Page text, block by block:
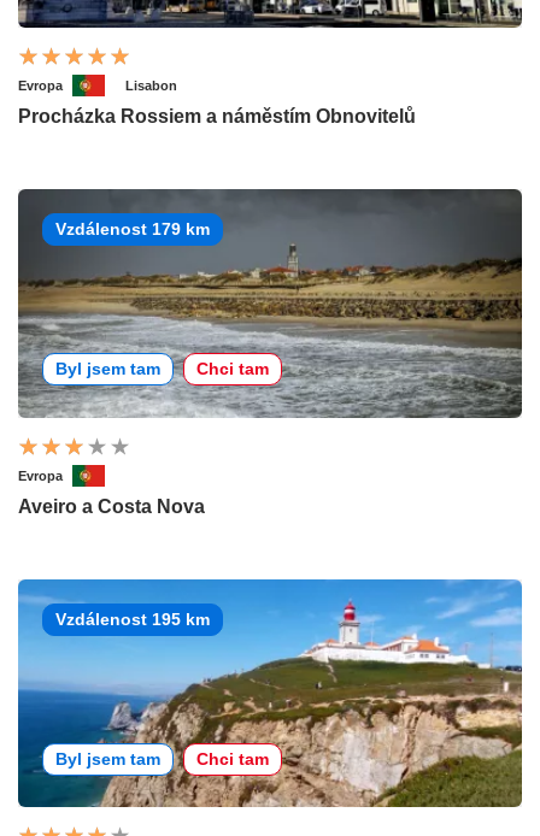
Evropa Lisabon
Procházka Rossiem a náměstím Obnovitelů
Vzdálenost 179 km
Byl jsem tam Chci tam
Evropa
Aveiro a Costa Nova
Vzdálenost 195 km
Byl jsem tam Chci tam